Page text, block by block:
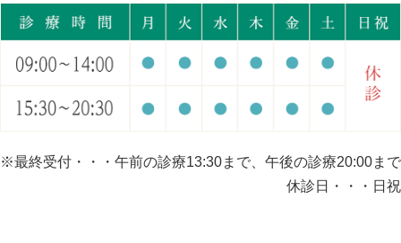
※最終受付・・・午前の診療13:30まで、午後の診療20:00まで
休診日・・・日祝